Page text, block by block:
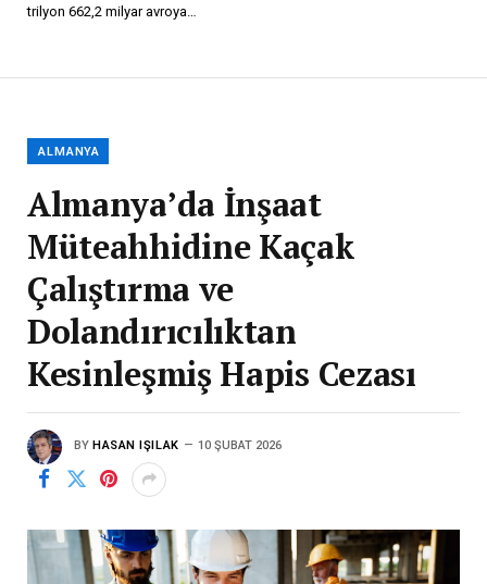
trilyon 662,2 milyar avroya…
ALMANYA
Almanya’da İnşaat
Müteahhidine Kaçak
Çalıştırma ve
Dolandırıcılıktan
Kesinleşmiş Hapis Cezası
BY HASAN IŞILAK 10 ŞUBAT 2026